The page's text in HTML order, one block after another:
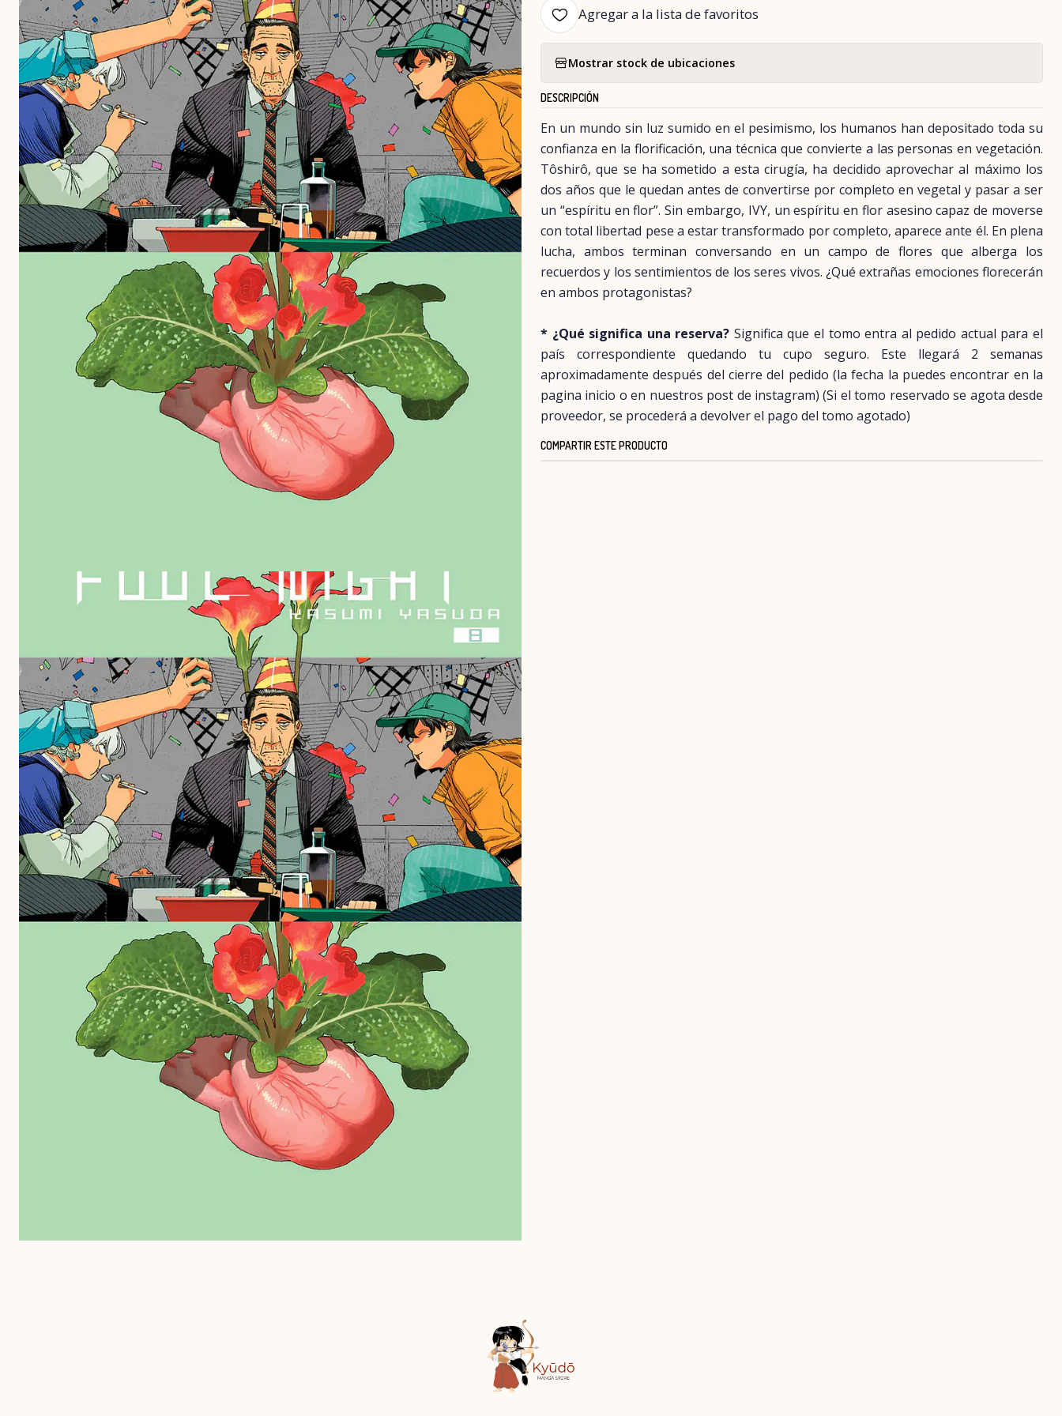
Agregar a la lista de favoritos
Mostrar stock de ubicaciones
DESCRIPCIÓN
En un mundo sin luz sumido en el pesimismo, los humanos han depositado toda su
confianza en la florificación, una técnica que convierte a las personas en vegetación.
Tôshirô, que se ha sometido a esta cirugía, ha decidido aprovechar al máximo los
dos años que le quedan antes de convertirse por completo en vegetal y pasar a ser
un “espíritu en flor”. Sin embargo, IVY, un espíritu en flor asesino capaz de moverse
con total libertad pese a estar transformado por completo, aparece ante él. En plena
lucha, ambos terminan conversando en un campo de flores que alberga los
recuerdos y los sentimientos de los seres vivos. ¿Qué extrañas emociones florecerán
en ambos protagonistas?
* ¿Qué significa una reserva? Significa que el tomo entra al pedido actual para el
país correspondiente quedando tu cupo seguro. Este llegará 2 semanas
aproximadamente después del cierre del pedido (la fecha la puedes encontrar en la
pagina inicio o en nuestros post de instagram) (Si el tomo reservado se agota desde
proveedor, se procederá a devolver el pago del tomo agotado)
COMPARTIR ESTE PRODUCTO